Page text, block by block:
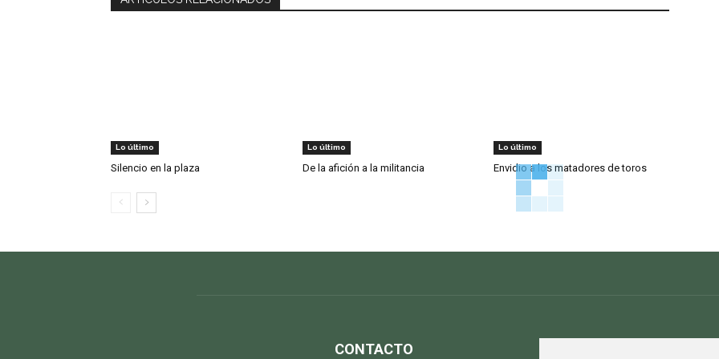
Lo último
Silencio en la plaza
Lo último
De la afición a la militancia
Lo último
Envidio a los matadores de toros
CONTACTO